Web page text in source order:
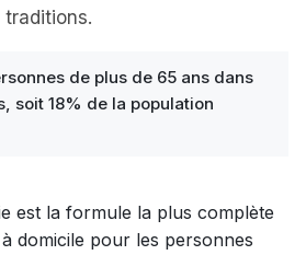
traditions.
de plus de 65 ans dans
soit 18% de la population
est la formule la plus complète
domicile pour les personnes